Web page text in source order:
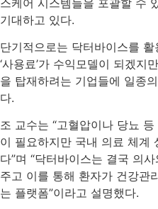
기대하고 있다.
단기적으로는 닥터바이스를
‘사용료’가 수익모델이 되겠지
을 탑재하려는 기업들에 일종
다.
조 교수는 “고혈압이나 당뇨
이 필요하지만 국내 의료 체계
다”며 “닥터바이스는 결국 의
주고 이를 통해 환자가 건강관
는 플랫폼”이라고 설명했다.